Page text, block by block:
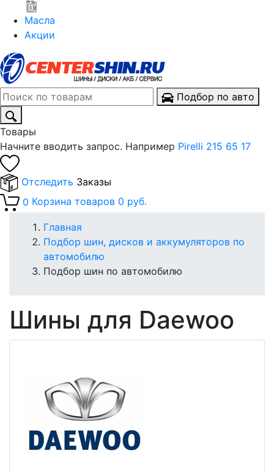
Масла
Акции
Подбор по авто
Товары
Начните вводить запрос. Например Pirelli 215 65 17
Отследить Заказы
0 Корзина товаров 0 руб.
Главная
Подбор шин, дисков и аккумуляторов по
автомобилю
Подбор шин по автомобилю
Шины для Daewoo